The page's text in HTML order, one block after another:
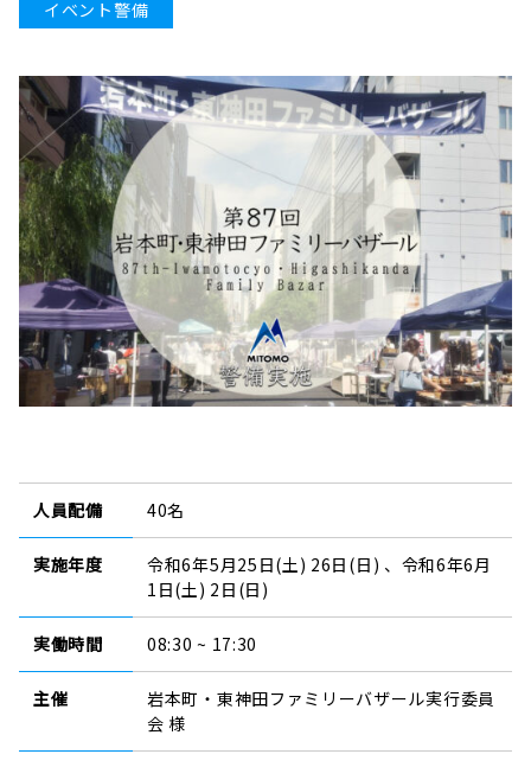
イベント警備
人員配備 40名
実施年度
令和6年5月25日(土) 26日(日) 、令和6年6月
1日(土) 2日(日)
実働時間 08:30 ~ 17:30
主催
岩本町・東神田ファミリーバザール実行委員
会 様